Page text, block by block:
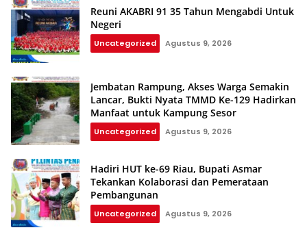
Reuni AKABRI 91 35 Tahun Mengabdi Untuk
Negeri
Uncategorized Agustus 9, 2026
Jembatan Rampung, Akses Warga Semakin
Lancar, Bukti Nyata TMMD Ke-129 Hadirkan
Manfaat untuk Kampung Sesor
Uncategorized Agustus 9, 2026
Hadiri HUT ke-69 Riau, Bupati Asmar
Tekankan Kolaborasi dan Pemerataan
Pembangunan
Uncategorized Agustus 9, 2026